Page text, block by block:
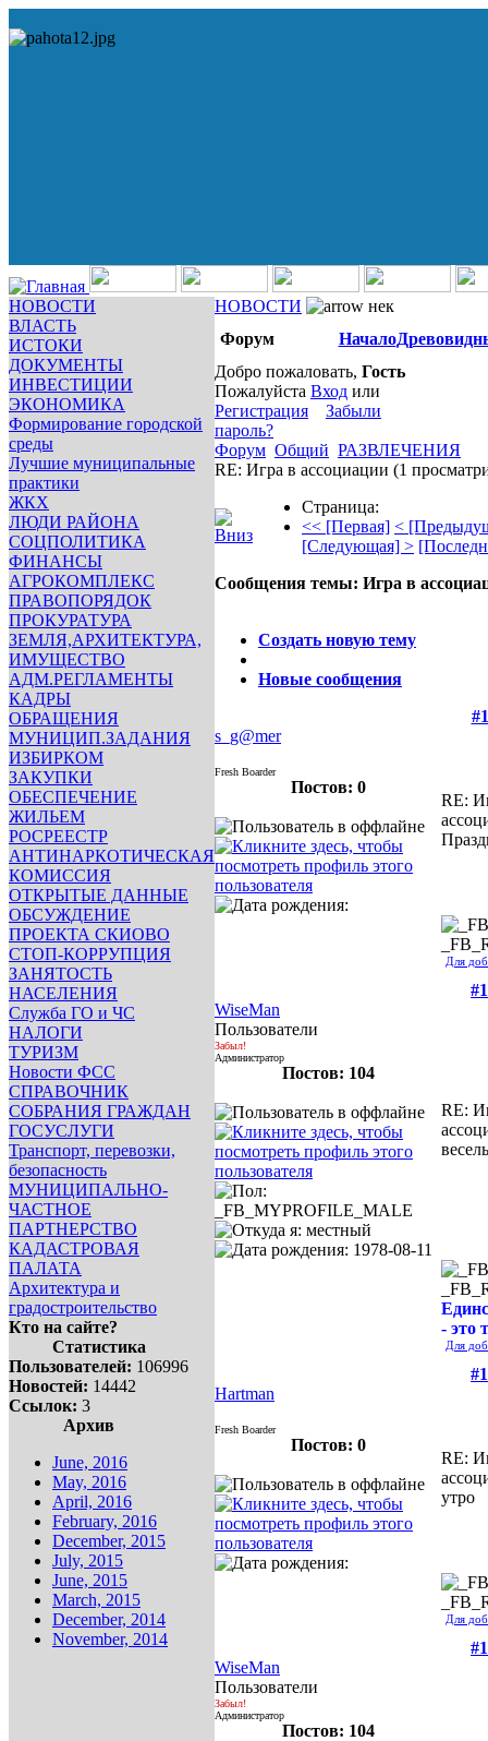
НОВОСТИ
ВЛАСТЬ
ИСТОКИ
ДОКУМЕНТЫ
ИНВЕСТИЦИИ
ЭКОНОМИКА
Формирование городской
среды
Лучшие муниципальные
практики
ЖКХ
ЛЮДИ РАЙОНА
СОЦПОЛИТИКА
ФИНАНСЫ
АГРОКОМПЛЕКС
ПРАВОПОРЯДОК
ПРОКУРАТУРА
ЗЕМЛЯ,АРХИТЕКТУРА,
ИМУЩЕСТВО
АДМ.РЕГЛАМЕНТЫ
КАДРЫ
ОБРАЩЕНИЯ
МУНИЦИП.ЗАДАНИЯ
ИЗБИРКОМ
ЗАКУПКИ
ОБЕСПЕЧЕНИЕ
ЖИЛЬЕМ
РОСРЕЕСТР
АНТИНАРКОТИЧЕСКАЯ
КОМИССИЯ
ОТКРЫТЫЕ ДАННЫЕ
ОБСУЖДЕНИЕ
ПРОЕКТА СКИОВО
СТОП-КОРРУПЦИЯ
ЗАНЯТОСТЬ
НАСЕЛЕНИЯ
Служба ГО и ЧС
НАЛОГИ
ТУРИЗМ
Новости ФСС
СПРАВОЧНИК
СОБРАНИЯ ГРАЖДАН
ГОСУСЛУГИ
Транспорт, перевозки,
безопасность
МУНИЦИПАЛЬНО-
ЧАСТНОЕ
ПАРТНЕРСТВО
КАДАСТРОВАЯ
ПАЛАТА
Архитектура и
градостроительство
Кто на сайте?
Статистика
Пользователей: 106996
Новостей: 14442
Ссылок: 3
Архив
June, 2016
May, 2016
April, 2016
February, 2016
December, 2015
July, 2015
June, 2015
March, 2015
December, 2014
November, 2014
НОВОСТИ
нек
Форум
Начало
Добро пожаловать, Гость
Пожалуйста Вход или
Регистрация
Забыли
пароль?
Форум Общий РАЗВЛЕЧЕНИЯ
RE: Игра в ассоциации (1
Страница:
<< [Первая] <
[Следующая] >
Сообщения темы: Игра в
Создать новую тему
Новые сообщения
s_g@mer
Fresh Boarder
Постов: 0
RE:
Для
WiseMan
Пользователи
Забыл!
Администратор
Постов: 104
RE:
- это
Для
Hartman
Fresh Boarder
Постов: 0
RE:
утро
Для
WiseMan
Пользователи
Забыл!
Администратор
Постов: 104